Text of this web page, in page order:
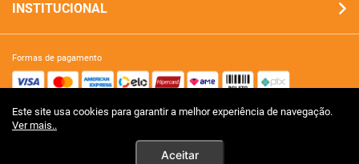
Este site usa cookies para garantir a melhor experiência de navegação.
Ver mais..
Aceitar
INSTITUCIONAL
formas de pagamento
site 100% seguro